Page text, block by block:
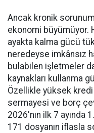
Ancak kronik
ekonomi büyümüyor.
ayakta kalma gücü
neredeyse imkânsız
bulabilen işletmeler
kaynakları kullanma
Özellikle yüksek
sermayesi ve borç
2026'nın ilk 7 ayında
171 dosyanın iflasla